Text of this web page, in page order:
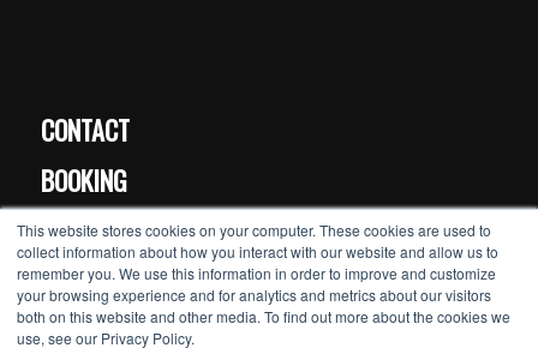
This website stores cookies on your computer. These cookies are used to
collect information about how you interact with our website and allow us to
remember you. We use this information in order to improve and customize
your browsing experience and for analytics and metrics about our visitors
both on this website and other media. To find out more about the cookies we
use, see our Privacy Policy.
CONTACT
BOOKING
PRESS
MĀRA’s newsletter >>